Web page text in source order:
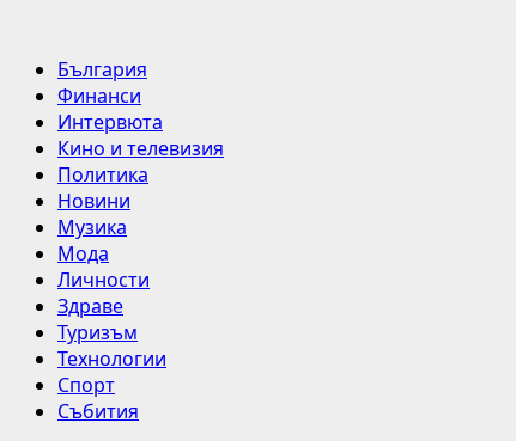
Primary
Menu
България
Финанси
Интервюта
Кино и телевизия
Политика
Новини
Музика
Мода
Личности
Здраве
Туризъм
Технологии
Спорт
Събития